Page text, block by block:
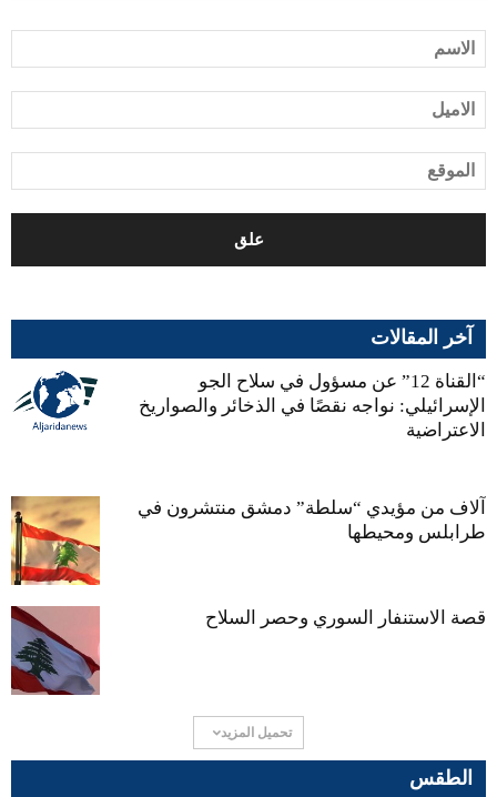
آخر المقالات
“القناة 12” عن مسؤول في سلاح الجو
الإسرائيلي: نواجه نقصًا في الذخائر والصواريخ
الاعتراضية
آلاف من مؤيدي “سلطة” دمشق منتشرون في
طرابلس ومحيطها
قصة الاستنفار السوري وحصر السلاح
تحميل المزيد
الطقس